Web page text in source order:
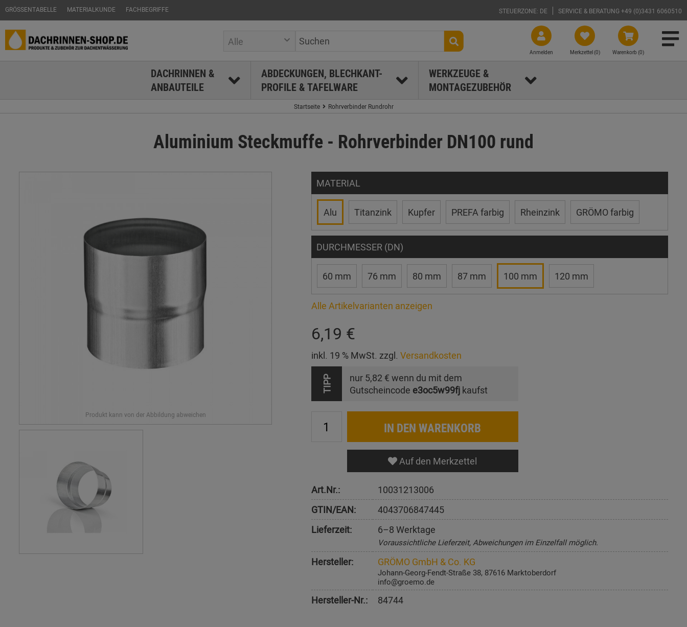
GRÖSSENTABELLE MATERIALKUNDE FACHBEGRIFFE STEUERZONE: DE SERVICE & BERATUNG +49 (0)3431 6060510
Warenkorb (0)
Merkzettel (0)
Anmelden
Alle
DACHRINNEN &
ANBAUTEILE
ABDECKUNGEN, BLECHKANT-
PROFILE & TAFELWARE
WERKZEUGE &
MONTAGEZUBEHÖR
Startseite Rohrverbinder Rundrohr
Aluminium Steckmuffe - Rohrverbinder DN100 rund
MATERIAL
Alu Titanzink Kupfer PREFA farbig Rheinzink GRÖMO farbig
DURCHMESSER (DN)
60 mm 76 mm 80 mm 87 mm 100 mm 120 mm
Alle Artikelvarianten anzeigen
6,19 €
inkl. 19 % MwSt. zzgl. Versandkosten
TIPP nur 5,82 € wenn du mit dem
Gutscheincode e3oc5w99fjkaufst
IN DEN WARENKORB
Auf den Merkzettel
Art.Nr.:
10031213006
GTIN/EAN:
4043706847445
Lieferzeit:
6–8 Werktage
Voraussichtliche Lieferzeit, Abweichungen im Einzelfall möglich.
Hersteller: GRÖMO GmbH & Co. KG
Johann-Georg-Fendt-Straße 38, 87616 Marktoberdorf
info@groemo.de
Hersteller-Nr.: 84744